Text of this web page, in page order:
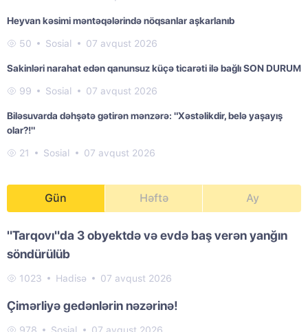
Heyvan kəsimi məntəqələrində nöqsanlar aşkarlanıb
50 Sosial 07 avqust 2026
Sakinləri narahat edən qanunsuz küçə ticarəti ilə bağlı SON DURUM
99 Sosial 07 avqust 2026
Biləsuvarda dəhşətə gətirən mənzərə: "Xəstəlikdir, belə yaşayış
olar?!"
21 Sosial 07 avqust 2026
Gün Həftə Ay
"Tarqovı"da 3 obyektdə və evdə baş verən yanğın
söndürülüb
1023 Hadisə 07 avqust 2026
Çimərliyə gedənlərin nəzərinə!